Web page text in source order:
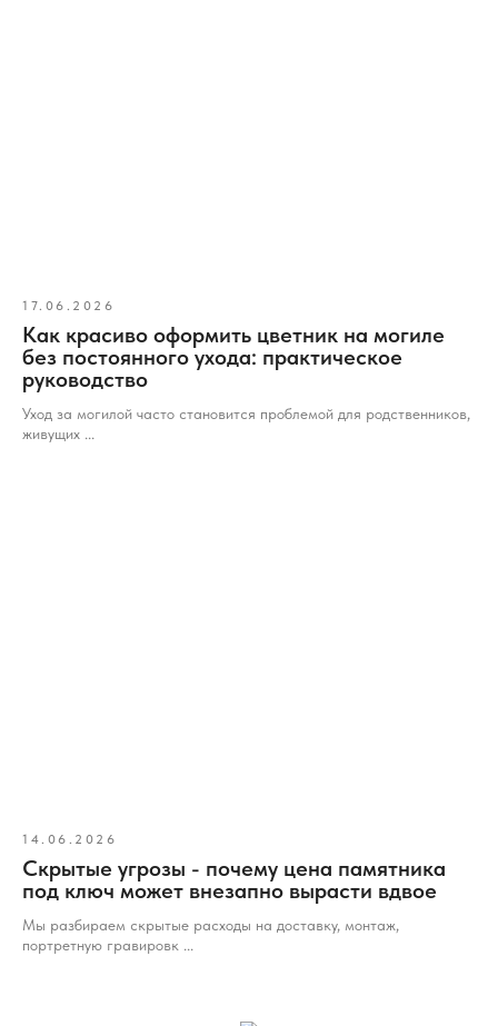
17.06.2026
Как красиво оформить цветник на могиле
без постоянного ухода: практическое
руководство
Уход за могилой часто становится проблемой для родственников,
живущих ...
14.06.2026
Скрытые угрозы - почему цена памятника
под ключ может внезапно вырасти вдвое
Мы разбираем скрытые расходы на доставку, монтаж,
портретную гравировк ...